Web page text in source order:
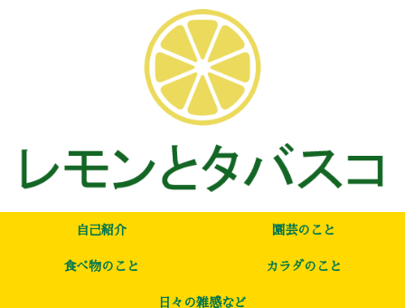
自己紹介 園芸のこと
食べ物のこと カラダのこと
日々の雑感など